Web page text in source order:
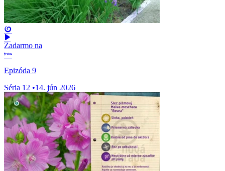
Zadarmo na
Epizóda 9
Séria 12 •14. jún 2026